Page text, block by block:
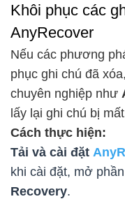
Khôi phục các
AnyRecover
Nếu các phương
phục ghi chú đã
chuyên nghiệp như
lấy lại ghi chú bị
Cách thực hiện:
Tải và cài đặt
khi cài đặt, mở
Recovery.